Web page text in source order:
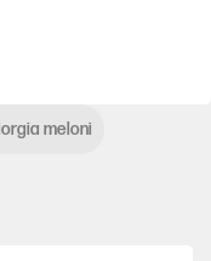
meloni